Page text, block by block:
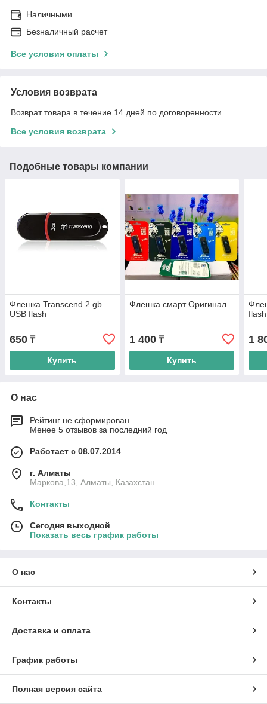
Наличными
Безналичный расчет
Все условия оплаты
Условия возврата
Возврат товара в течение 14 дней по договоренности
Все условия возврата
Подобные товары компании
Флешка Transcend 2 gb
USB flash
650 ₸
Купить
Флешка смарт Оригинал
1 400₸
Купить
1
О нас
Рейтинг не сформирован
Менее 5 отзывов за последний год
Работает с 08.07.2014
г. Алматы
Маркова,13, Алматы, Казахстан
Контакты
Сегодня выходной
Показать весь график работы
О нас
Контакты
Доставка и оплата
График работы
Полная версия сайта